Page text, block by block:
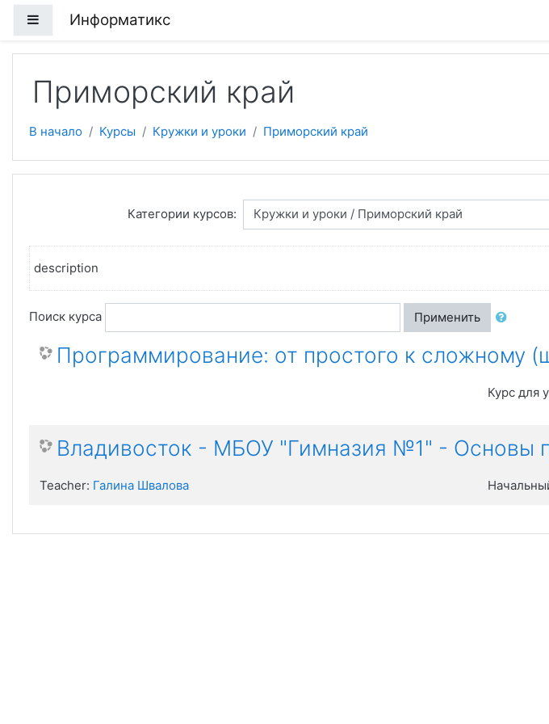
Боковая панель
Информатикс
Приморский край
В начало Курсы Кружки и уроки Приморский край
Категории курсов:
description
Поиск курса Применить
Программирование: от простого к сложному
Курс для
Владивосток - МБОУ "Гимназия №1" - Основы
Teacher: Галина Швалова